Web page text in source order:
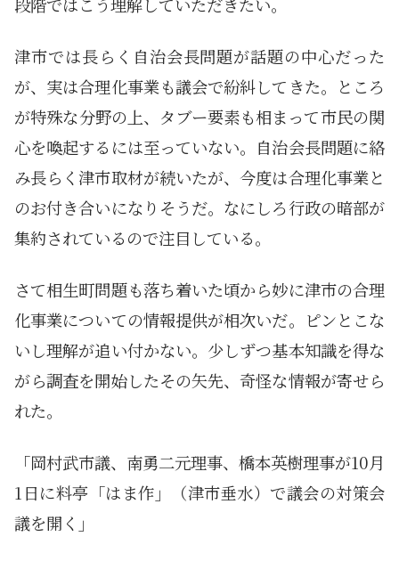
津市では長らく自治会長問題が話題の中心だった
が、実は合理化事業も議会で紛糾してきた。ところ
が特殊な分野の上、タブー要素も相まって市民の関
心を喚起するには至っていない。自治会長問題に絡
み長らく津市取材が続いたが、今度は合理化事業と
のお付き合いになりそうだ。なにしろ行政の暗部が
集約されているので注目している。
さて相生町問題も落ち着いた頃から妙に津市の合理
化事業についての情報提供が相次いだ。ピンとこな
いし理解が追い付かない。少しずつ基本知識を得な
がら調査を開始したその矢先、奇怪な情報が寄せら
れた。
「岡村武市議、南勇二元理事、橋本英樹理事が10月
1日に料亭「はま作」（津市垂水）で議会の対策会
議を開く」